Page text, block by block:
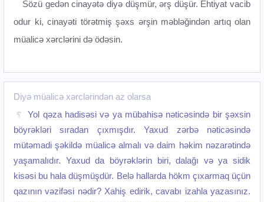
Sözü gedən cinayətə diyə düşmür, ərş düşür. Ehtiyat vacib
odur ki, cinayəti törətmiş şəxs ərşin məbləğindən artıq olan
müalicə xərclərini də ödəsin.
Diyə müalicə xərclərindən az olarsa
Yol qəza hadisəsi və ya mübahisə nəticəsində bir şəxsin
böyrəkləri sıradan çıxmışdır. Yaxud zərbə nəticəsində
mütəmadi şəkildə müalicə almalı və daim həkim nəzarətində
yaşamalıdır. Yaxud da böyrəklərin biri, dalağı və ya sidik
kisəsi bu hala düşmüşdür. Belə hallarda hökm çıxarmaq üçün
qazının vəzifəsi nədir? Xahiş edirik, cavabı izahla yazasınız.